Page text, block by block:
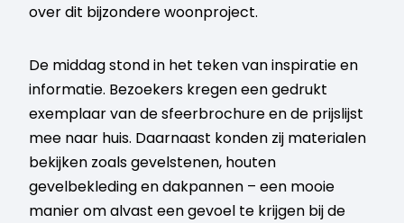
over dit bijzondere woonproject.
De middag stond in het teken van inspiratie en
informatie. Bezoekers kregen een gedrukt
exemplaar van de sfeerbrochure en de prijslijst
mee naar huis. Daarnaast konden zij materialen
bekijken zoals gevelstenen, houten
gevelbekleding en dakpannen – een mooie
manier om alvast een gevoel te krijgen bij de